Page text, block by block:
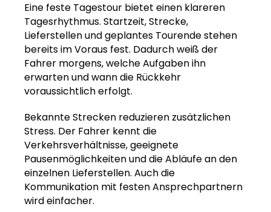
Eine feste Tagestour bietet einen klareren
Tagesrhythmus. Startzeit, Strecke,
Lieferstellen und geplantes Tourende stehen
bereits im Voraus fest. Dadurch weiß der
Fahrer morgens, welche Aufgaben ihn
erwarten und wann die Rückkehr
voraussichtlich erfolgt.
Bekannte Strecken reduzieren zusätzlichen
Stress. Der Fahrer kennt die
Verkehrsverhältnisse, geeignete
Pausenmöglichkeiten und die Abläufe an den
einzelnen Lieferstellen. Auch die
Kommunikation mit festen Ansprechpartnern
wird einfacher.